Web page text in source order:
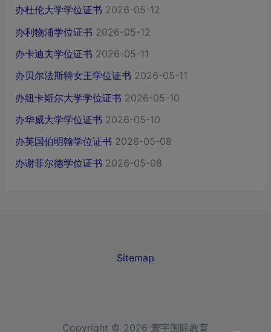
办杜伦大学学位证书 2026-05-12
办利物浦学位证书 2026-05-12
办卡迪夫学位证书 2026-05-11
办贝尔法斯特女王学位证书 2026-05-11
办纽卡斯尔大学学位证书 2026-05-10
办华威大学学位证书 2026-05-10
办英国伯明翰学位证书 2026-05-08
办谢菲尔德学位证书 2026-05-08
Sitemap
Copyright © 2026 寰宇国际教育